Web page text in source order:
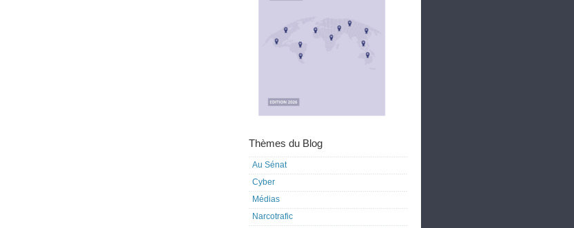
Thèmes du Blog
Au Sénat
Cyber
Médias
Narcotrafic